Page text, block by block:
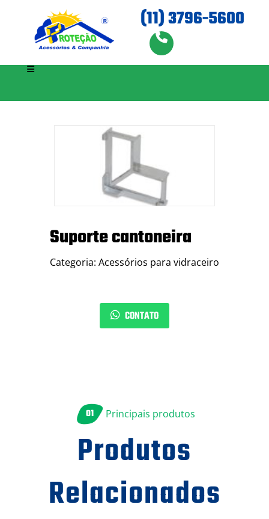
(11) 3796-5600
Suporte cantoneira
Categoria: Acessórios para vidraceiro
CONTATO
01 Principais produtos
Produtos
Relacionados